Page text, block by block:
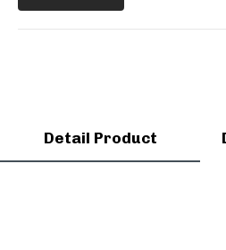
Detail Product